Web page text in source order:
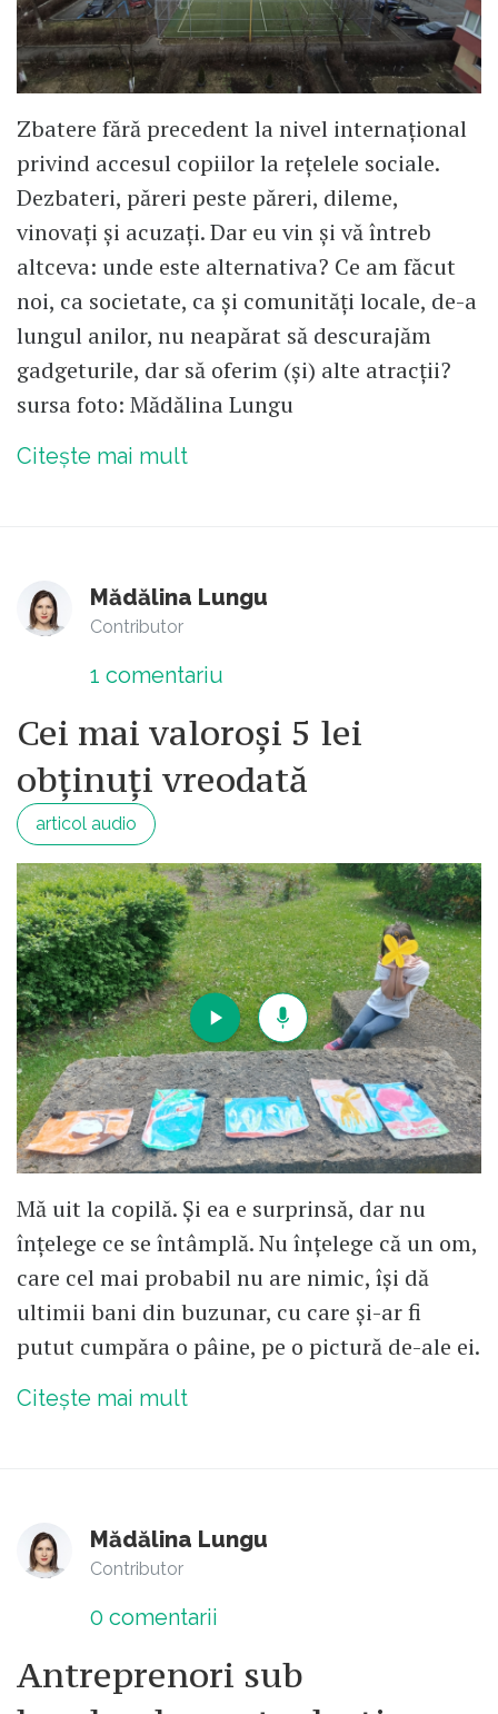
Zbatere fără precedent la nivel internațional
privind accesul copiilor la rețelele sociale.
Dezbateri, păreri peste păreri, dileme,
vinovați și acuzați. Dar eu vin și vă întreb
altceva: unde este alternativa? Ce am făcut
noi, ca societate, ca și comunități locale, de-a
lungul anilor, nu neapărat să descurajăm
gadgeturile, dar să oferim (și) alte atracții?
sursa foto: Mădălina Lungu
Citește mai mult
Mădălina Lungu
Contributor
1 comentariu
Cei mai valoroși 5 lei
obținuți vreodată
articol audio
Mă uit la copilă. Și ea e surprinsă, dar nu
înțelege ce se întâmplă. Nu înțelege că un om,
care cel mai probabil nu are nimic, își dă
ultimii bani din buzunar, cu care și-ar fi
putut cumpăra o pâine, pe o pictură de-ale ei.
Citește mai mult
Mădălina Lungu
Contributor
0 comentarii
Antreprenori sub